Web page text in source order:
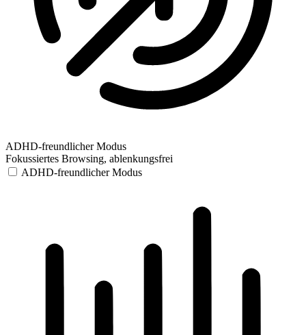
ADHD-freundlicher Modus
Fokussiertes Browsing, ablenkungsfrei
ADHD-freundlicher Modus